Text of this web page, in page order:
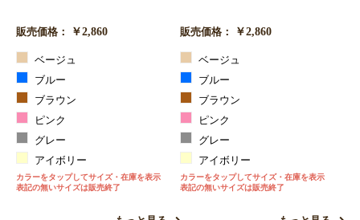
販売価格： ￥2,860
ベージュ
ブルー
ブラウン
ピンク
グレー
アイボリー
カラーをタップしてサイズ・在庫を表示
表記の無いサイズは販売終了
販売価格： ￥2,860
ベージュ
ブルー
ブラウン
ピンク
グレー
アイボリー
カラーをタップしてサイズ・在庫を表示
表記の無いサイズは販売終了